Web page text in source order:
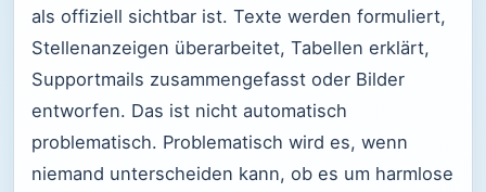
als offiziell sichtbar ist. Texte werden formuliert,
Stellenanzeigen überarbeitet, Tabellen erklärt,
Supportmails zusammengefasst oder Bilder
entworfen. Das ist nicht automatisch
problematisch. Problematisch wird es, wenn
niemand unterscheiden kann, ob es um harmlose